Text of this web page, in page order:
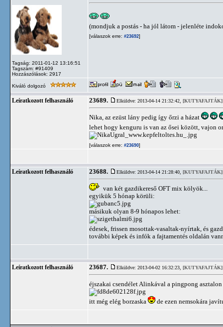
Tagság: 2011-01-12 13:16:51
Tagszám: #91409
Hozzászólások: 2917
(mondjuk a postás - ha jól látom - jelenléte
[válaszok erre: #23692]
Kiváló dolgozó
Leíratkozott felhasználó 23689. Elküldve: 2013-04-14 21:32:42, [KUTYAFAJTÁK]
Nika, az ezüst lány pedig így őrzi a házat
lehet hogy kenguru is van az ősei között, vajon
[válaszok erre: #23690]
Leíratkozott felhasználó 23688. Elküldve: 2013-04-14 21:28:40, [KUTYAFAJTÁK]
van két gazdikereső OFT mix kölyök...
egyikük 5 hónap körüli:
másikuk olyan 8-9 hónapos lehet:
édesek, frissen mosottak-vasaltak-nyírtak, és
további képek és infók a fajtamentés oldalán
Leíratkozott felhasználó 23687. Elküldve: 2013-04-02 16:32:23, [KUTYAFAJTÁK]
éjszakai csendélet Alinkával a pingpong asztalon
itt még elég borzaska de ezen nemsokára